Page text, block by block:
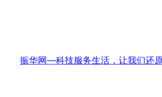
振华网—科技服务生活，让我们还